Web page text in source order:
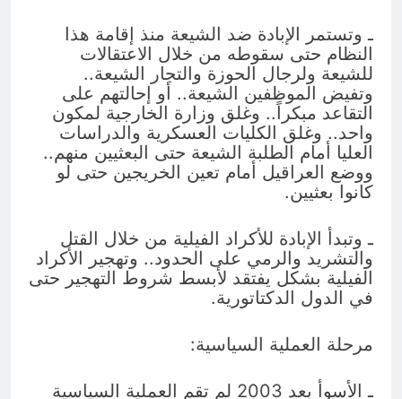
ـ وتستمر الإبادة ضد الشيعة منذ إقامة هذا
النظام حتى سقوطه من خلال الاعتقالات
للشيعة ولرجال الحوزة والتجار الشيعة..
وتفيض الموظفين الشيعة.. أو إحالتهم على
التقاعد مبكراً.. وغلق وزارة الخارجية لمكون
واحد.. وغلق الكليات العسكرية والدراسات
العليا أمام الطلبة الشيعة حتى البعثيين منهم..
ووضع العراقيل أمام تعين الخريجين حتى لو
كانوا بعثيين.
ـ وتبدأ الإبادة للأكراد الفيلية من خلال القتل
والتشريد والرمي على الحدود.. وتهجير الأكراد
الفيلية بشكل يفتقد لأبسط شروط التهجير حتى
في الدول الدكتاتورية.
مرحلة العملية السياسية:
ـ الأسوأ بعد 2003 لم تقم العملية السياسية